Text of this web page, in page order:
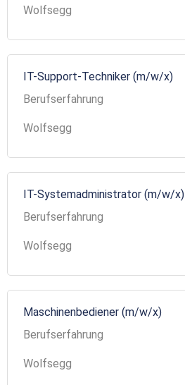
Wolfsegg
IT-Support-Techniker (m/w/x)
Berufserfahrung
Wolfsegg
IT-Systemadministrator (m/w/x)
Berufserfahrung
Wolfsegg
Maschinenbediener (m/w/x)
Berufserfahrung
Wolfsegg